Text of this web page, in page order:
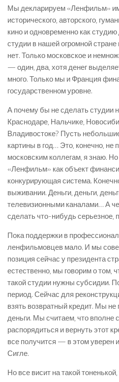
Мы декларируем «Ленфильм»
исторического, авторского,
кино и одновременно как
студии в нашей огромной
нет. Только московское и
— один, два, хотя денег
много. Только мы и Франция
государственном уровне.
А почему бы не сделать студии
Краснодаре, Нальчике,
Владивостоке? Пусть
картины в год… Это, конечно, не
московским коллегам, я знаю.
«Ленфильм» как объект
конкурирующая система.
выживании. Деньги, деньги,
телевизионными каналами… А
сделать что-нибудь серьезное,
Пока поддержки в
ленфильмовцев мало. И мы
позиция сейчас у президента
естественно, мы говорим о том,
такой студии нужны субсидии.
период. Сейчас для
взять возвратный кредит. Мы
деньги. Мы считаем, что
распорядиться и вернуть этот
все получится — в этом уверен
Сигле.
Но все висит на такой